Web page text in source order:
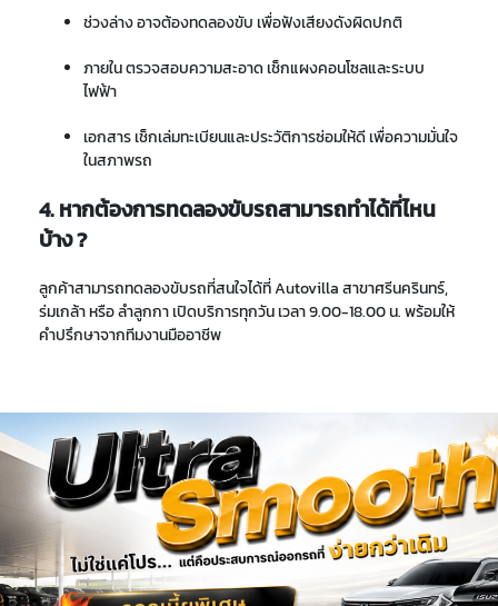
ช่วงล่าง อาจต้องทดลองขับ เพื่อฟังเสียงดังผิดปกติ
ภายใน ตรวจสอบความสะอาด เช็กแผงคอนโซลและระบบ
ไฟฟ้า
เอกสาร เช็กเล่มทะเบียนและประวัติการซ่อมให้ดี เพื่อความมั่นใจ
ในสภาพรถ
4. หากต้องการทดลองขับรถสามารถทำได้ที่ไหน
บ้าง ?
ลูกค้าสามารถทดลองขับรถที่สนใจได้ที่ Autovilla สาขาศรีนครินทร์,
ร่มเกล้า หรือ ลำลูกกา เปิดบริการทุกวัน เวลา 9.00-18.00 น. พร้อมให้
คำปรึกษาจากทีมงานมืออาชีพ